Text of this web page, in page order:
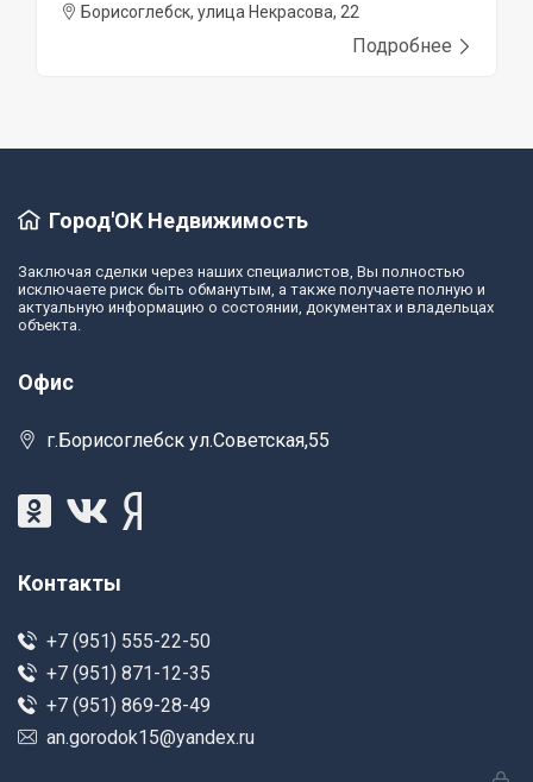
Борисоглебск, улица Некрасова, 22
Подробнее
Город'ОК Недвижимость
Заключая сделки через наших специалистов, Вы полностью
исключаете риск быть обманутым, а также получаете полную и
актуальную информацию о состоянии, документах и владельцах
объекта.
Офис
г.Борисоглебск ул.Советская,55
Контакты
+7 (951) 555-22-50
+7 (951) 871-12-35
+7 (951) 869-28-49
an.gorodok15@yandex.ru